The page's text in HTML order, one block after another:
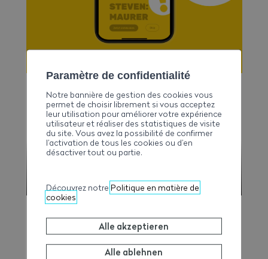
MEHR ERFAHREN
Paramètre de confidentialité
Notre bannière de gestion des cookies vous
permet de choisir librement si vous acceptez
leur utilisation pour améliorer votre expérience
utilisateur et réaliser des statistiques de visite
du site. Vous avez la possibilité de confirmer
l’activation de tous les cookies ou d’en
désactiver tout ou partie.
Découvrez notre Politique en matière de
cookies
Alle akzeptieren
Alle ablehnen